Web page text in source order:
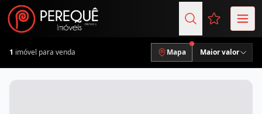
Favoritos
1 imóvel para venda Mapa Maior valor